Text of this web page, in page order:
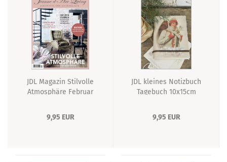
JDL Magazin Stilvolle
Atmosphäre Februar
9,95 EUR
JDL kleines Notizbuch
Tagebuch 10x15cm
9,95 EUR